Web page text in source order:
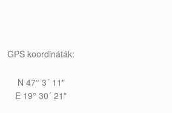
GPS koordináták:
N 47° 3´ 11"
E 19° 30´ 21"